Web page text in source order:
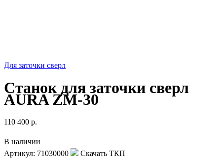
Для заточки сверл
Станок для заточки сверл
AURA ZM-30
110 400 р.
В наличии
Артикул: 71030000 Скачать ТКП